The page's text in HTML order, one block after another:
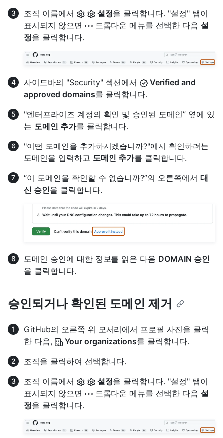
조직 이름에서
설정을 클릭합니다. "설정" 탭이
표시되지 않으면
드롭다운 메뉴를 선택한 다음 설
정을 클릭합니다.
사이드바의 "Security" 섹션에서
Verified and
approved domains를 클릭합니다.
"엔터프라이즈 계정의 확인 및 승인된 도메인” 옆에 있
는 도메인 추가를 클릭합니다.
"어떤 도메인을 추가하시겠습니까?"에서 확인하려는
도메인을 입력하고 도메인 추가를 클릭합니다.
“이 도메인을 확인할 수 없습니까?”의 오른쪽에서 대
신 승인을 클릭합니다.
도메인 승인에 대한 정보를 읽은 다음 DOMAIN 승인
을 클릭합니다.
승인되거나 확인된 도메인 제거
GitHub의 오른쪽 위 모서리에서 프로필 사진을 클릭
한 다음,
Your organizations를 클릭합니다.
조직을 클릭하여 선택합니다.
조직 이름에서
설정을 클릭합니다. "설정" 탭이
표시되지 않으면
드롭다운 메뉴를 선택한 다음 설
정을 클릭합니다.